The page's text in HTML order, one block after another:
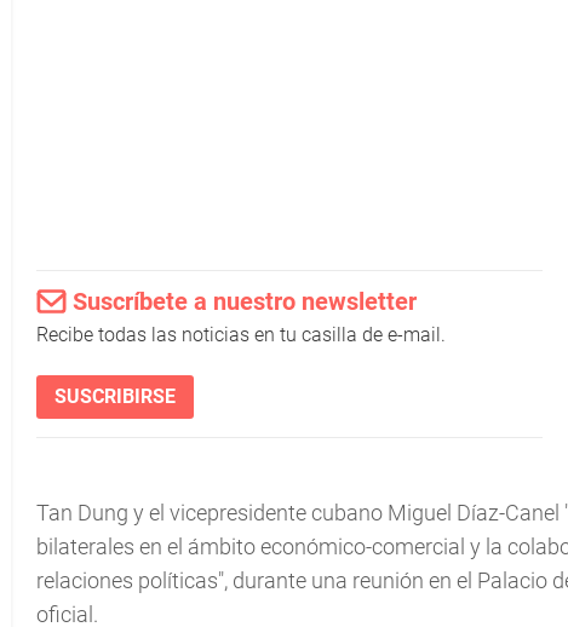
Suscríbete a nuestro newsletter
Recibe todas las noticias en tu casilla de e-mail.
SUSCRIBIRSE
Tan Dung y el vicepresidente cubano Miguel Díaz-
bilaterales en el ámbito económico-comercial y la
relaciones políticas", durante una reunión en el Palacio
oficial.